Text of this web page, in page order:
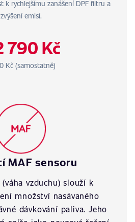
k rychlejšímu zanášení DPF filtru a
zvýšení emisí.
790 Kč
Kč (samostatně)
MAF sensoru
(váha vzduchu) slouží k
množství nasávaného
dávkování paliva. Jeho